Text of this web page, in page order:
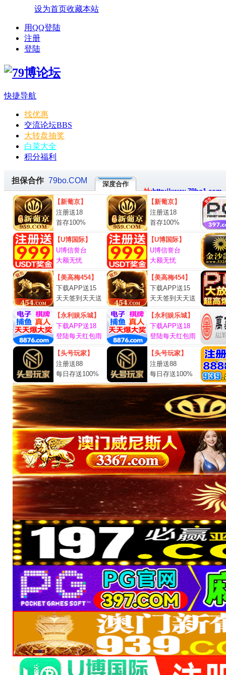
设为首页收藏本站
用QQ登陆
注册
登陆
快捷导航
找优惠
交流论坛BBS
大转盘抽奖
白菜大全
积分福利